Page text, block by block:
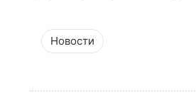
Новости